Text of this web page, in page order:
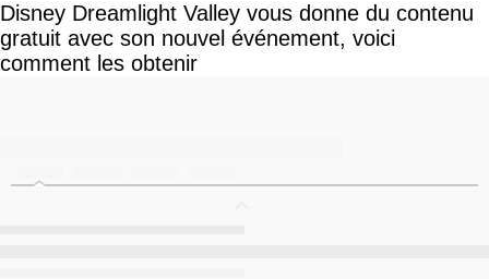
Disney Dreamlight Valley vous donne du contenu
gratuit avec son nouvel événement, voici
comment les obtenir